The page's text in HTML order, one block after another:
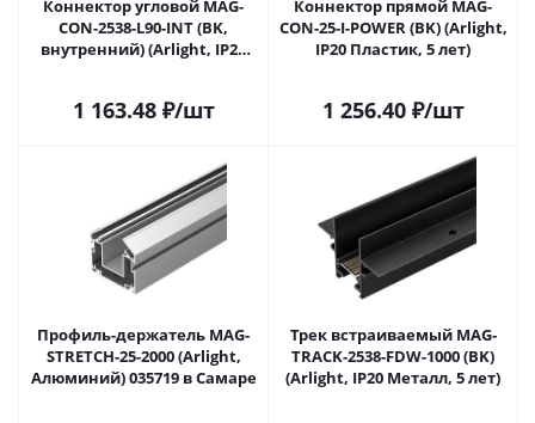
Коннектор угловой MAG-
CON-2538-L90-INT (BK,
внутренний) (Arlight, IP20
1 163.48₽/шт
Коннектор прямой MAG-
CON-25-I-POWER (BK) (Arlight,
IP20 Пластик, 5 лет)
1 256.40₽/шт
Профиль-держатель MAG-
STRETCH-25-2000 (Arlight,
Алюминий) 035719 в Самаре
Трек встраиваемый MAG-
TRACK-2538-FDW-1000 (BK)
(Arlight, IP20 Металл, 5 лет)